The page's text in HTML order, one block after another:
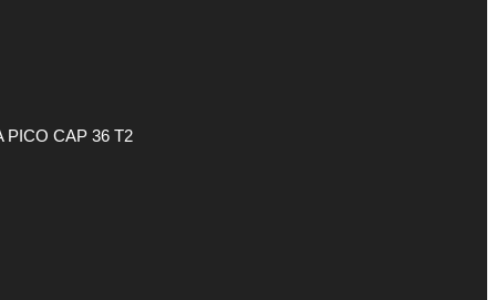
PICO CAP 36 T2